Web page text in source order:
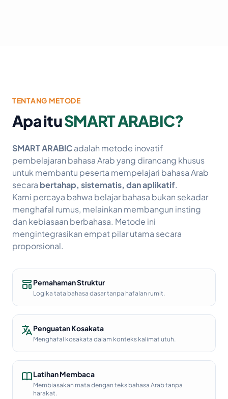
TENTANG METODE
Apa ituSMART ARABIC?
SMART ARABICadalah metode inovatif
pembelajaran bahasa Arab yang dirancang khusus
untuk membantu peserta mempelajari bahasa Arab
secara bertahap, sistematis, dan aplikatif.
Kami percaya bahwa belajar bahasa bukan sekadar
menghafal rumus, melainkan membangun insting
dan kebiasaan berbahasa. Metode ini
mengintegrasikan empat pilar utama secara
proporsional.
Pemahaman Struktur
Logika tata bahasa dasar tanpa hafalan rumit.
Penguatan Kosakata
Menghafal kosakata dalam konteks kalimat utuh.
Latihan Membaca
Membiasakan mata dengan teks bahasa Arab tanpa
harakat.